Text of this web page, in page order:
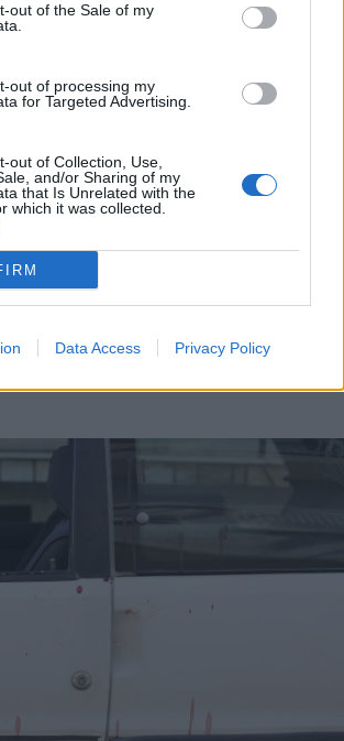
out of the Sale of my
out of processing my
for Targeted Advertising.
out of Collection, Use,
and/or Sharing of my
that Is Unrelated with the
which it was collected.
Data Access Privacy Policy
την επίθεση στον Τζήλο!